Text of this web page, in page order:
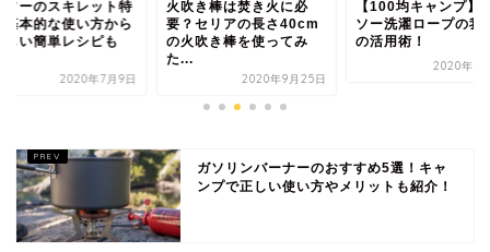
ソーのスキレット特
基本的な使い方から
しい簡単レシピも
2020年7月9日
火吹き棒は焚き火に必
要？セリアの長さ40cm
の火吹き棒を使ってみ
た...
2020年9月25日
【100均キャンプ】
ソー洗濯ロープの我
の活用術！
2020年7
ガソリンバーナーのおすすめ5選！キャ
ンプで正しい使い方やメリットも紹介！